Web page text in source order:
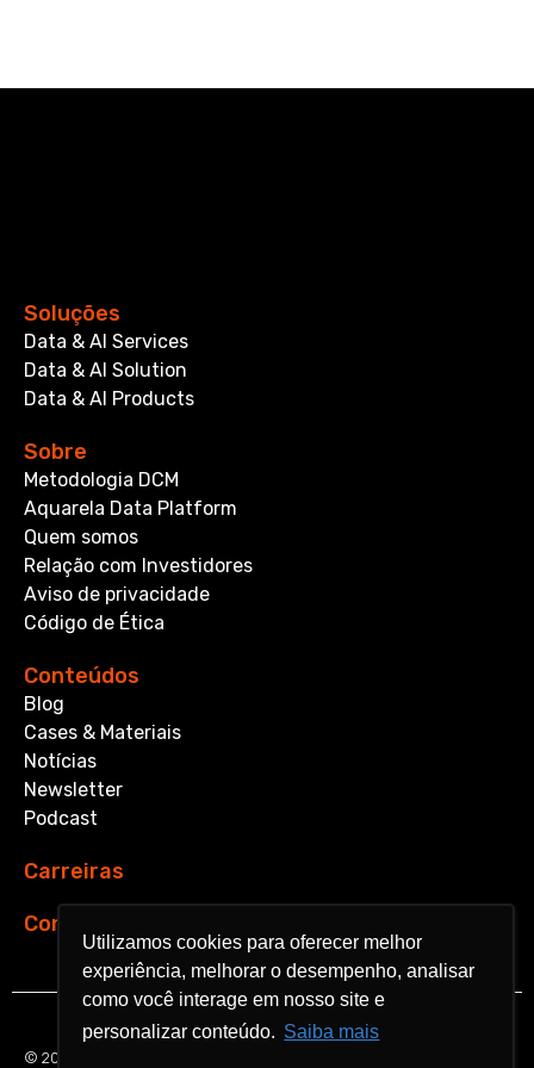
Utilizamos cookies para oferecer melhor
experiência, melhorar o desempenho, analisar
como você interage em nosso site e
personalizar conteúdo. Saiba mais
Utilizamos cookies para oferecer melhor
experiência, melhorar o desempenho, analisar
como você interage em nosso site e
personalizar conteúdo. Saiba mais
Soluções
Data & AI Services
Data & AI Solution
Data & AI Products
Sobre
Metodologia DCM
Aquarela Data Platform
Quem somos
Relação com Investidores
Aviso de privacidade
Código de Ética
Conteúdos
Blog
Cases & Materiais
Notícias
Newsletter
Podcast
Carreiras
Contato
© 2026 Aquarela Analytics. All rights reserved.